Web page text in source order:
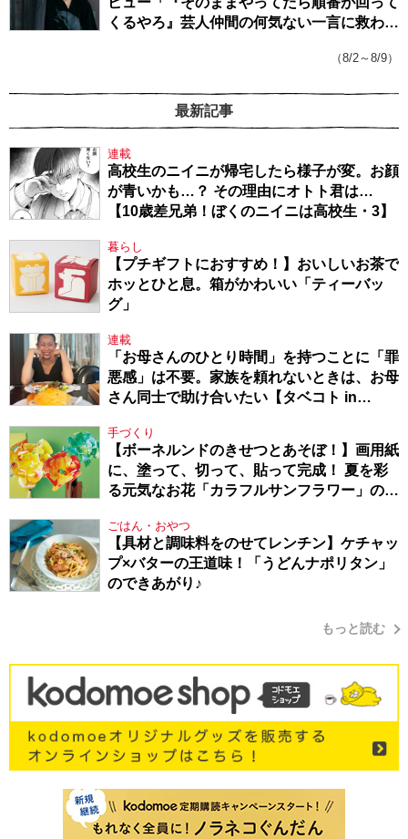
くるやろ』芸人仲間の何気ない一言に救われ
（8/2～8/9）
最新記事
連載
高校生のニイニが帰宅したら様子が変。お顔
が青いかも…？ その理由にオトト君は…
【10歳差兄弟！ぼくのニイニは高校生・3】
暮らし
【プチギフトにおすすめ！】おいしいお茶で
ホッとひと息。箱がかわいい「ティーバッ
グ」
連載
「お母さんのひとり時間」を持つことに「罪
悪感」は不要。家族を頼れないときは、お母
さん同士で助け合いたい【タベコト in
手づくり
【ボーネルンドのきせつとあそぼ！】画用紙
に、塗って、切って、貼って完成！ 夏を彩
る元気なお花「カラフルサンフラワー」の作
ごはん・おやつ
【具材と調味料をのせてレンチン】ケチャッ
プ×バターの王道味！「うどんナポリタン」
のできあがり♪
もっと読む